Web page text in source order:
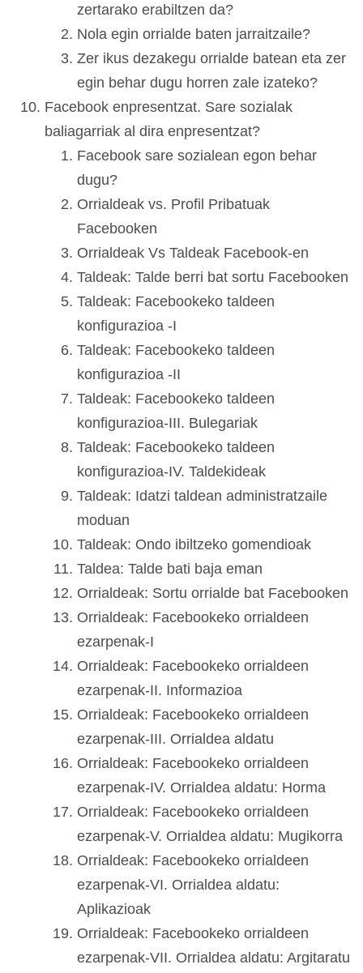
zertarako erabiltzen da?
Nola egin orrialde baten jarraitzaile?
Zer ikus dezakegu orrialde batean eta zer
egin behar dugu horren zale izateko?
Facebook enpresentzat. Sare sozialak
baliagarriak al dira enpresentzat?
Facebook sare sozialean egon behar
dugu?
Orrialdeak vs. Profil Pribatuak
Facebooken
Orrialdeak Vs Taldeak Facebook-en
Taldeak: Talde berri bat sortu Facebooken
Taldeak: Facebookeko taldeen
konfigurazioa -I
Taldeak: Facebookeko taldeen
konfigurazioa -II
Taldeak: Facebookeko taldeen
konfigurazioa-III. Bulegariak
Taldeak: Facebookeko taldeen
konfigurazioa-IV. Taldekideak
Taldeak: Idatzi taldean administratzaile
moduan
Taldeak: Ondo ibiltzeko gomendioak
Taldea: Talde bati baja eman
Orrialdeak: Sortu orrialde bat Facebooken
Orrialdeak: Facebookeko orrialdeen
ezarpenak-I
Orrialdeak: Facebookeko orrialdeen
ezarpenak-II. Informazioa
Orrialdeak: Facebookeko orrialdeen
ezarpenak-III. Orrialdea aldatu
Orrialdeak: Facebookeko orrialdeen
ezarpenak-IV. Orrialdea aldatu: Horma
Orrialdeak: Facebookeko orrialdeen
ezarpenak-V. Orrialdea aldatu: Mugikorra
Orrialdeak: Facebookeko orrialdeen
ezarpenak-VI. Orrialdea aldatu:
Aplikazioak
Orrialdeak: Facebookeko orrialdeen
ezarpenak-VII. Orrialdea aldatu: Argitaratu